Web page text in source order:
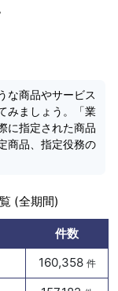
な商品やサービス
みましょう。「業
に指定された商品
商品、指定役務の
(全期間)
件数
160,358 件